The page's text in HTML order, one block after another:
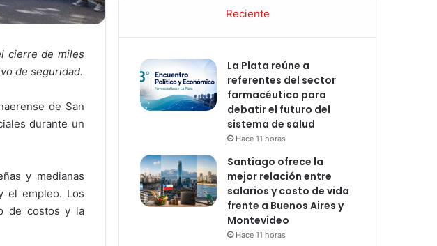
cierre de miles
de seguridad.
de San
durante un
y medianas
el empleo. Los
de costos y la
Reciente
La Plata reúne a
referentes del sector
farmacéutico para
debatir el futuro del
sistema de salud
Hace 11 horas
Santiago ofrece la
mejor relación entre
salarios y costo de vida
frente a Buenos Aires y
Montevideo
Hace 11 horas